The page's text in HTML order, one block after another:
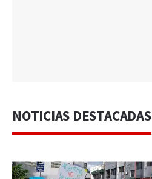
NOTICIAS DESTACADAS